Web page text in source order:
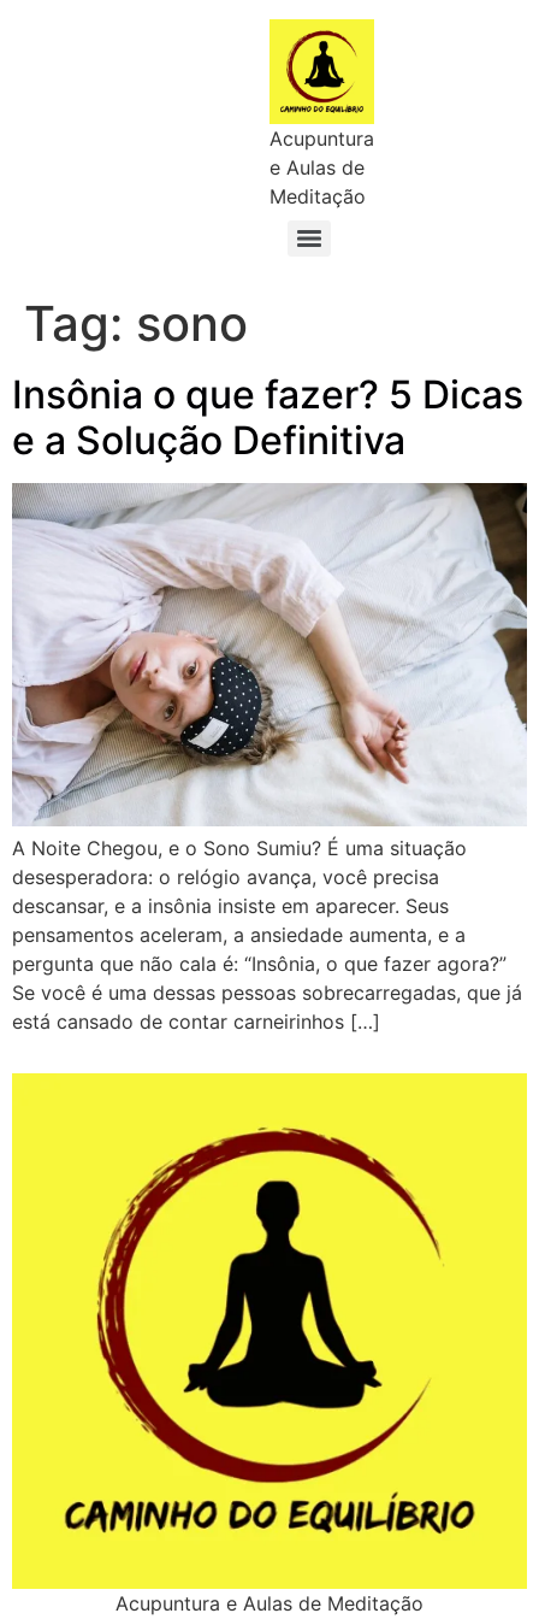
Acupuntura
e Aulas de
Meditação
Tag: sono
Insônia o que fazer? 5 Dicas
e a Solução Definitiva
A Noite Chegou, e o Sono Sumiu? É uma situação
desesperadora: o relógio avança, você precisa
descansar, e a insônia insiste em aparecer. Seus
pensamentos aceleram, a ansiedade aumenta, e a
pergunta que não cala é: “Insônia, o que fazer agora?”
Se você é uma dessas pessoas sobrecarregadas, que já
está cansado de contar carneirinhos […]
Acupuntura e Aulas de Meditação